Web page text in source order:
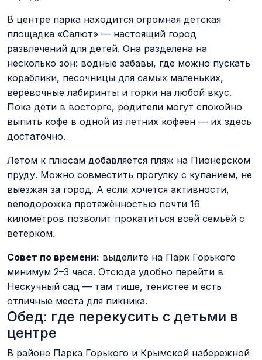
В центре парка находится огромная детская
площадка «Салют» — настоящий город
развлечений для детей. Она разделена на
несколько зон: водные забавы, где можно пускать
кораблики, песочницы для самых маленьких,
верёвочные лабиринты и горки на любой вкус.
Пока дети в восторге, родители могут спокойно
выпить кофе в одной из летних кофеен — их здесь
достаточно.
Летом к плюсам добавляется пляж на Пионерском
пруду. Можно совместить прогулку с купанием, не
выезжая за город. А если хочется активности,
велодорожка протяжённостью почти 16
километров позволит прокатиться всей семьёй с
ветерком.
Совет по времени: выделите на Парк Горького
минимум 2–3 часа. Отсюда удобно перейти в
Нескучный сад — там тише, тенистее и есть
отличные места для пикника.
Обед: где перекусить с детьми в
центре
В районе Парка Горького и Крымской набережной